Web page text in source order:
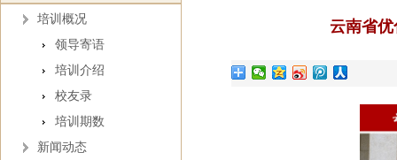
培训概况
领导寄语
培训介绍
校友录
培训期数
新闻动态
云南省